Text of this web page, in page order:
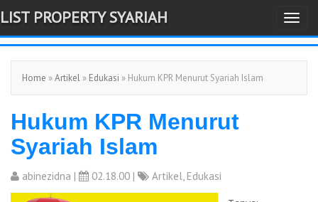
-->
T
o
g
l
LIST PROPERTY SYARIAH
Home »Artikel » Edukasi » Hukum KPR Menurut Syariah Islam
Hukum KPR Menurut
Syariah Islam
abinezidna | 02.18.00 | Artikel, Edukasi